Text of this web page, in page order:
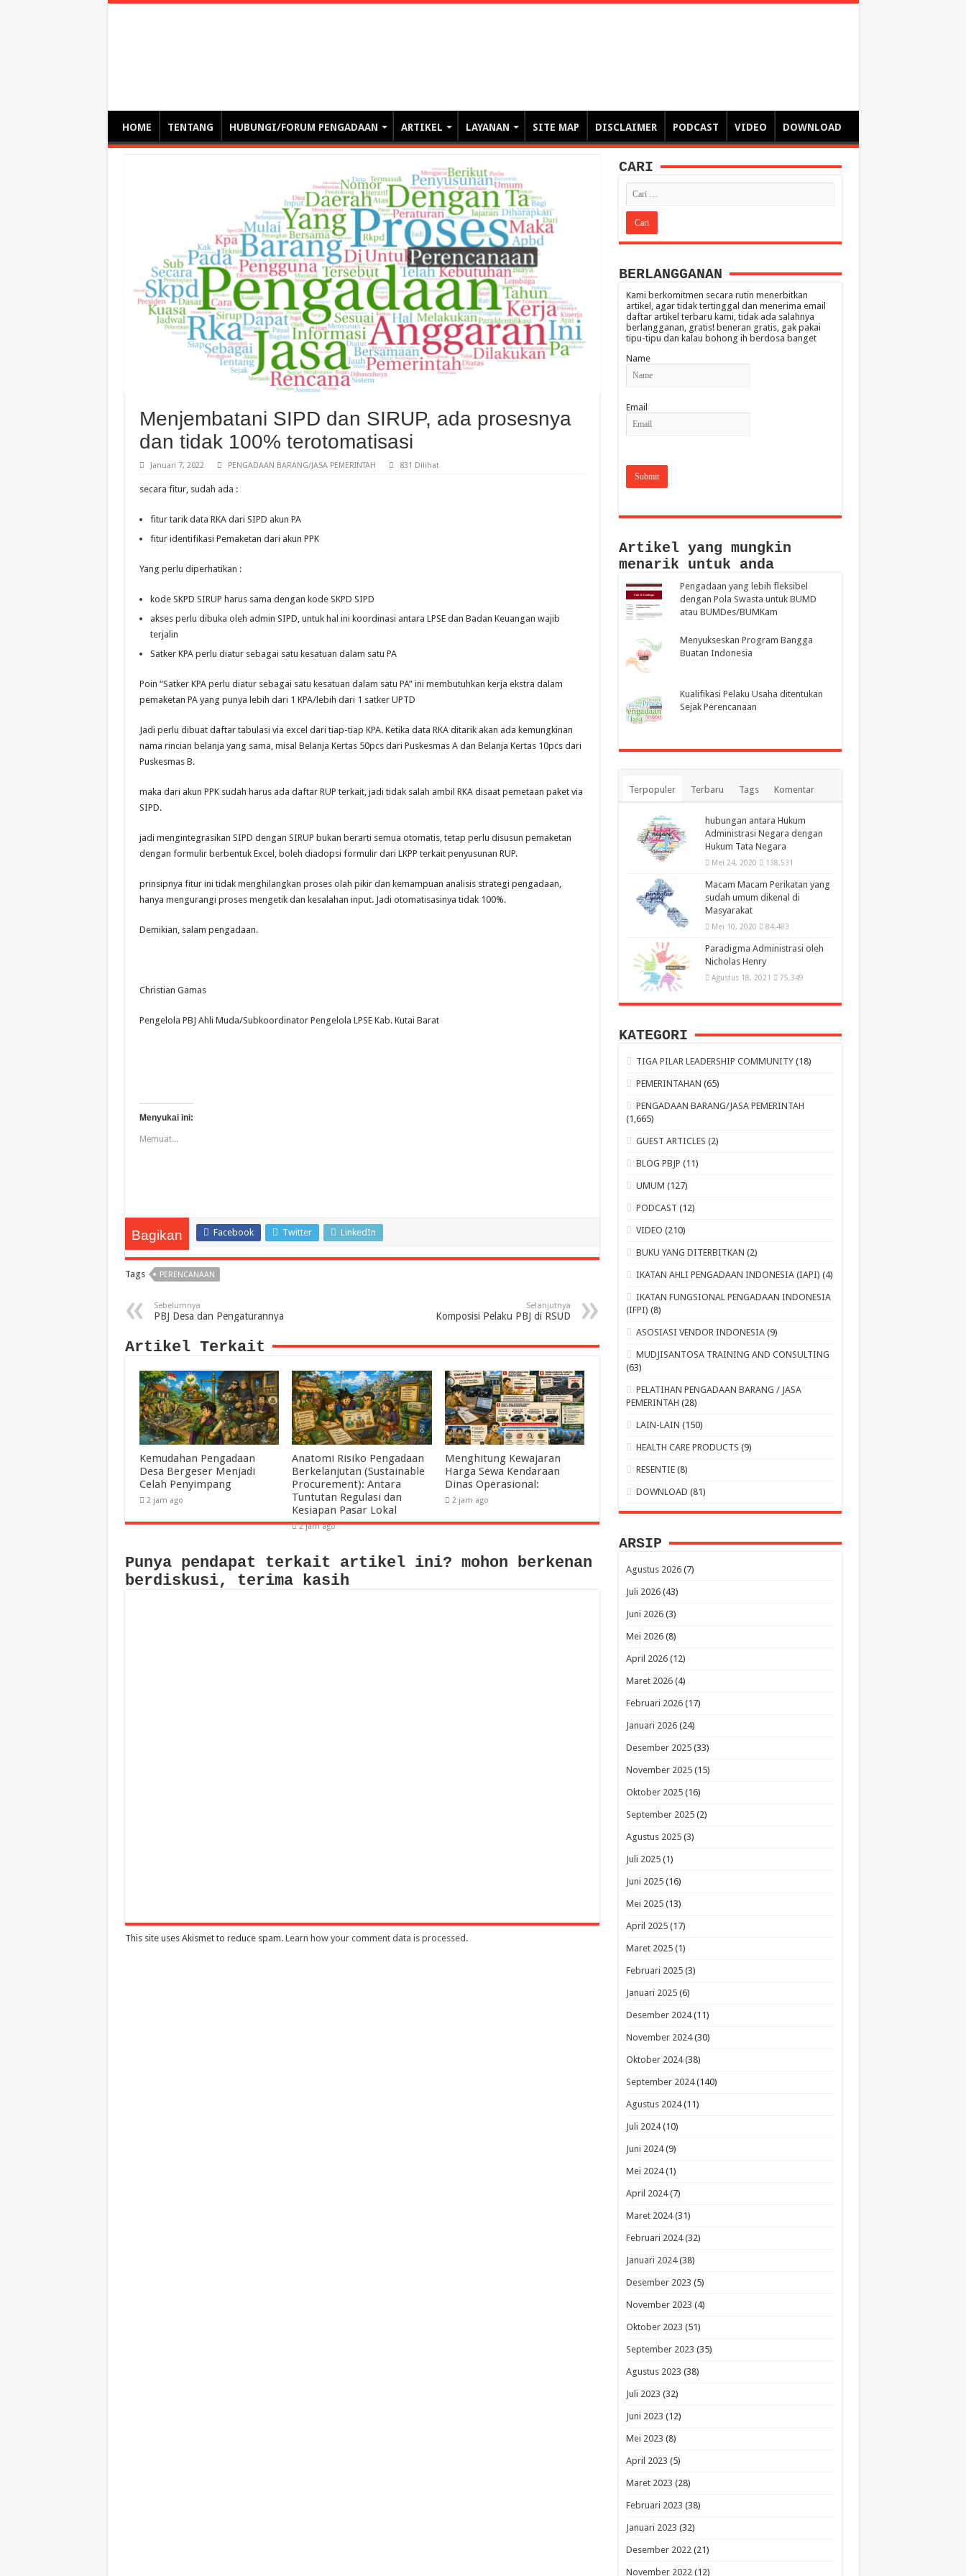
HOME TENTANG HUBUNGI/FORUM PENGADAAN ARTIKEL LAYANAN SITE MAP DISCLAIMER PODCAST VIDEO DOWNLOAD
Menjembatani SIPD dan SIRUP, ada prosesnya
dan tidak 100% terotomatisasi
Januari 7, 2022 PENGADAAN BARANG/JASA PEMERINTAH 831 Dilihat
secara fitur, sudah ada :
fitur tarik data RKA dari SIPD akun PA
fitur identifikasi Pemaketan dari akun PPK
Yang perlu diperhatikan :
kode SKPD SIRUP harus sama dengan kode SKPD SIPD
akses perlu dibuka oleh admin SIPD, untuk hal ini koordinasi antara LPSE dan Badan Keuangan wajib
terjalin
Satker KPA perlu diatur sebagai satu kesatuan dalam satu PA
Poin “Satker KPA perlu diatur sebagai satu kesatuan dalam satu PA” ini membutuhkan kerja ekstra dalam
pemaketan PA yang punya lebih dari 1 KPA/lebih dari 1 satker UPTD
Jadi perlu dibuat daftar tabulasi via excel dari tiap-tiap KPA. Ketika data RKA ditarik akan ada kemungkinan
nama rincian belanja yang sama, misal Belanja Kertas 50pcs dari Puskesmas A dan Belanja Kertas 10pcs dari
Puskesmas B.
maka dari akun PPK sudah harus ada daftar RUP terkait, jadi tidak salah ambil RKA disaat pemetaan paket via
SIPD.
jadi mengintegrasikan SIPD dengan SIRUP bukan berarti semua otomatis, tetap perlu disusun pemaketan
dengan formulir berbentuk Excel, boleh diadopsi formulir dari LKPP terkait penyusunan RUP.
prinsipnya fitur ini tidak menghilangkan proses olah pikir dan kemampuan analisis strategi pengadaan,
hanya mengurangi proses mengetik dan kesalahan input. Jadi otomatisasinya tidak 100%.
Demikian, salam pengadaan.
Christian Gamas
Pengelola PBJ Ahli Muda/Subkoordinator Pengelola LPSE Kab. Kutai Barat
Menyukai ini:
Memuat...
Bagikan Facebook Twitter LinkedIn
Tags PERENCANAAN
Sebelumnya
PBJ Desa dan Pengaturannya
Selanjutnya
Komposisi Pelaku PBJ di RSUD
Artikel Terkait
Kemudahan Pengadaan
Desa Bergeser Menjadi
Celah Penyimpang
2 jam ago
Anatomi Risiko Pengadaan
Berkelanjutan (Sustainable
Procurement): Antara
Tuntutan Regulasi dan
Kesiapan Pasar Lokal
2 jam ago
Menghitung Kewajaran
Harga Sewa Kendaraan
Dinas Operasional:
2 jam ago
Punya pendapat terkait artikel ini? mohon berkenan
berdiskusi, terima kasih
This site uses Akismet to reduce spam. Learn how your comment data is processed .
CARI
BERLANGGANAN
Kami berkomitmen secara rutin menerbitkan
artikel, agar tidak tertinggal dan menerima email
daftar artikel terbaru kami, tidak ada salahnya
berlangganan, gratis! beneran gratis, gak pakai
tipu-tipu dan kalau bohong ih berdosa banget
Name
Email
Artikel yang mungkin
menarik untuk anda
Pengadaan yang lebih fleksibel
dengan Pola Swasta untuk BUMD
atau BUMDes/BUMKam
Menyukseskan Program Bangga
Buatan Indonesia
Kualifikasi Pelaku Usaha ditentukan
Sejak Perencanaan
Terpopuler Terbaru Tags Komentar
hubungan antara Hukum
Administrasi Negara dengan
Hukum Tata Negara
Mei 24, 2020 138,531
Macam Macam Perikatan yang
sudah umum dikenal di
Masyarakat
Mei 10, 2020 84,483
Paradigma Administrasi oleh
Nicholas Henry
Agustus 18, 2021 75,349
KATEGORI
TIGA PILAR LEADERSHIP COMMUNITY (18)
PEMERINTAHAN (65)
PENGADAAN BARANG/JASA PEMERINTAH
(1,665)
GUEST ARTICLES (2)
BLOG PBJP (11)
UMUM (127)
PODCAST (12)
VIDEO (210)
BUKU YANG DITERBITKAN (2)
IKATAN AHLI PENGADAAN INDONESIA (IAPI) (4)
IKATAN FUNGSIONAL PENGADAAN INDONESIA
(IFPI) (8)
ASOSIASI VENDOR INDONESIA (9)
MUDJISANTOSA TRAINING AND CONSULTING
(63)
PELATIHAN PENGADAAN BARANG / JASA
PEMERINTAH (28)
LAIN-LAIN (150)
HEALTH CARE PRODUCTS (9)
RESENTIE (8)
DOWNLOAD (81)
ARSIP
Agustus 2026(7)
Juli 2026(43)
Juni 2026(3)
Mei 2026(8)
April 2026(12)
Maret 2026(4)
Februari 2026(17)
Januari 2026(24)
Desember 2025(33)
November 2025(15)
Oktober 2025(16)
September 2025(2)
Agustus 2025(3)
Juli 2025(1)
Juni 2025(16)
Mei 2025(13)
April 2025(17)
Maret 2025(1)
Februari 2025(3)
Januari 2025(6)
Desember 2024(11)
November 2024(30)
Oktober 2024(38)
September 2024(140)
Agustus 2024(11)
Juli 2024(10)
Juni 2024(9)
Mei 2024(1)
April 2024(7)
Maret 2024(31)
Februari 2024(32)
Januari 2024(38)
Desember 2023 (5)
November 2023 (4)
Oktober 2023 (51)
September 2023 (35)
Agustus 2023 (38)
Juli 2023 (32)
Juni 2023 (12)
Mei 2023 (8)
April 2023 (5)
Maret 2023 (28)
Februari 2023 (38)
Januari 2023 (32)
Desember 2022(21)
November 2022(12)